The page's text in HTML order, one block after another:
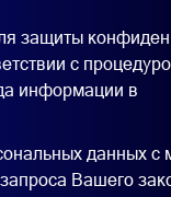
защиты
с
информации в
данных с
Вашего